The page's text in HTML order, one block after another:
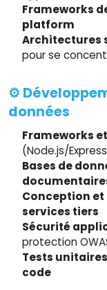
Frameworks
platform
Architectures
pour se
⚙️
données
Frameworks
(Node.js/
Bases de
Conception et
services tiers
Sécurité
protection
Tests
code